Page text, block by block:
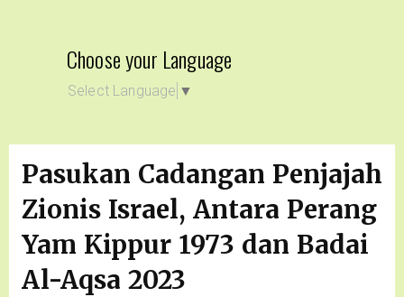
Choose your Language
Select Language ▼
Pasukan Cadangan Penjajah
Zionis Israel, Antara Perang
Yam Kippur 1973 dan Badai
Al-Aqsa 2023